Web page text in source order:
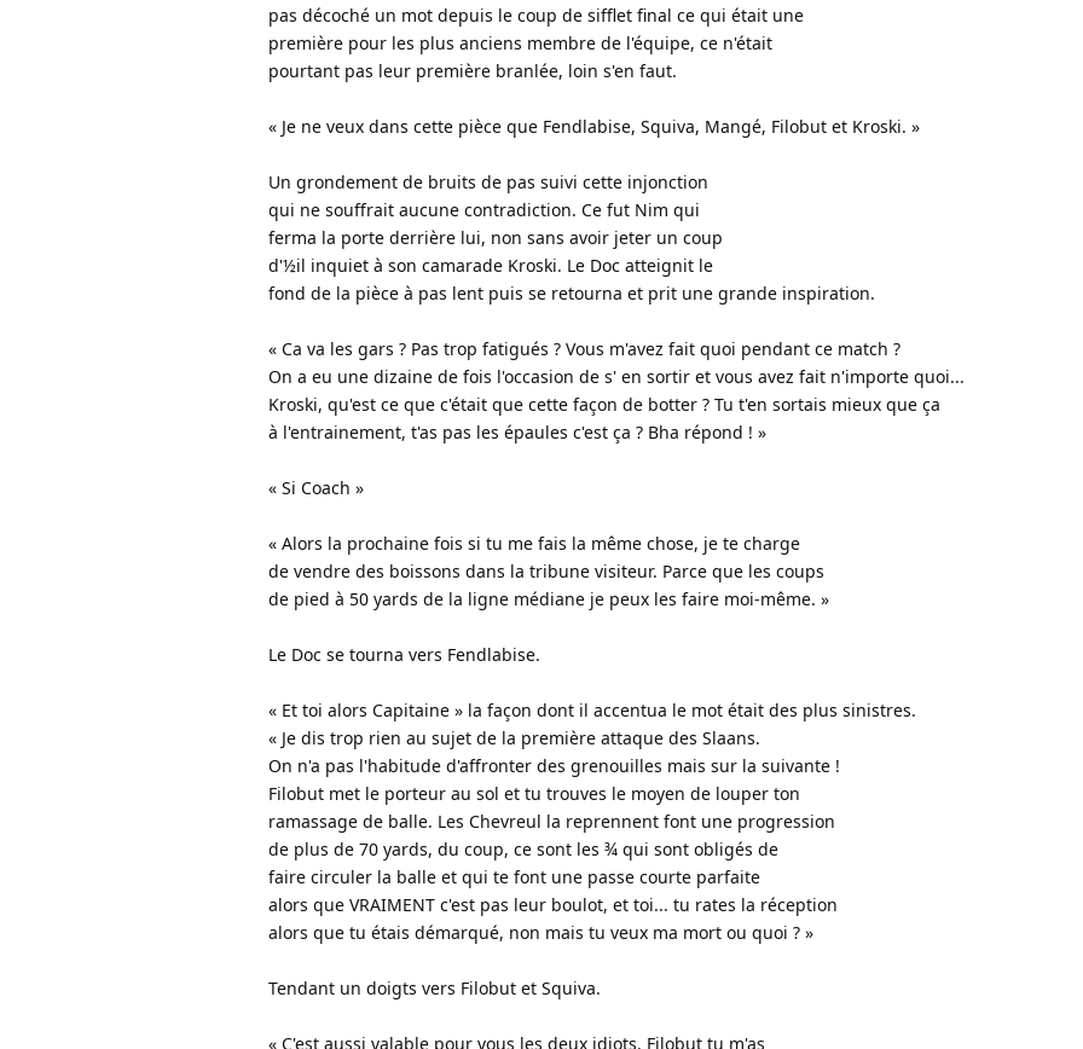
pas décoché un mot depuis le coup de sifflet final ce qui était une
première pour les plus anciens membre de l'équipe, ce n'était
pourtant pas leur première branlée, loin s'en faut.
« Je ne veux dans cette pièce que Fendlabise, Squiva, Mangé, Filobut et Kroski. »
Un grondement de bruits de pas suivi cette injonction
qui ne souffrait aucune contradiction. Ce fut Nim qui
ferma la porte derrière lui, non sans avoir jeter un coup
d'½il inquiet à son camarade Kroski. Le Doc atteignit le
fond de la pièce à pas lent puis se retourna et prit une grande inspiration.
« Ca va les gars ? Pas trop fatigués ? Vous m'avez fait quoi pendant ce match ?
On a eu une dizaine de fois l'occasion de s' en sortir et vous avez fait n'importe quoi...
Kroski, qu'est ce que c'était que cette façon de botter ? Tu t'en sortais mieux que ça
à l'entrainement, t'as pas les épaules c'est ça ? Bha répond ! »
« Si Coach »
« Alors la prochaine fois si tu me fais la même chose, je te charge
de vendre des boissons dans la tribune visiteur. Parce que les coups
de pied à 50 yards de la ligne médiane je peux les faire moi-même. »
Le Doc se tourna vers Fendlabise.
« Et toi alors Capitaine » la façon dont il accentua le mot était des plus sinistres.
« Je dis trop rien au sujet de la première attaque des Slaans.
On n'a pas l'habitude d'affronter des grenouilles mais sur la suivante !
Filobut met le porteur au sol et tu trouves le moyen de louper ton
ramassage de balle. Les Chevreul la reprennent font une progression
de plus de 70 yards, du coup, ce sont les ¾ qui sont obligés de
faire circuler la balle et qui te font une passe courte parfaite
alors que VRAIMENT c'est pas leur boulot, et toi... tu rates la réception
alors que tu étais démarqué, non mais tu veux ma mort ou quoi ? »
Tendant un doigts vers Filobut et Squiva.
« C'est aussi valable pour vous les deux idiots. Filobut tu m'as